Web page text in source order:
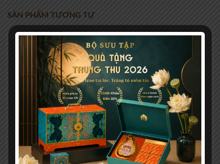
SẢN PHẨM TƯƠNG TỰ
Teacher’s 700ml Chivas Regal 12yo 375ml